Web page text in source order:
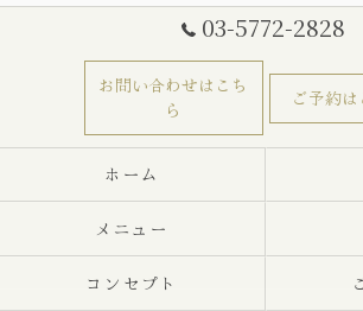
03-5772-2828
お問い合わせはこち
ら
ご予約は
ホーム
メニュー
コンセプト